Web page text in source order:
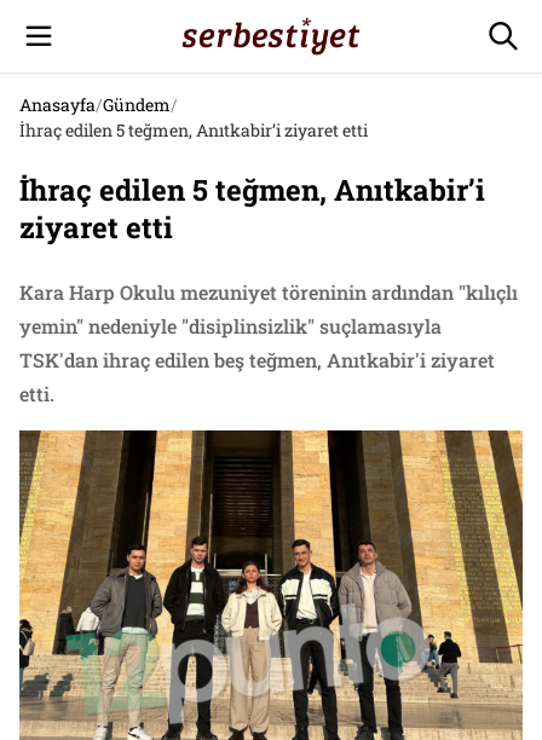
Anasayfa/Gündem/
İhraç edilen 5 teğmen, Anıtkabir’i ziyaret etti
İhraç edilen 5 teğmen, Anıtkabir’i
ziyaret etti
Kara Harp Okulu mezuniyet töreninin ardından "kılıçlı
yemin" nedeniyle "disiplinsizlik" suçlamasıyla
TSK'dan ihraç edilen beş teğmen, Anıtkabir'i ziyaret
etti.